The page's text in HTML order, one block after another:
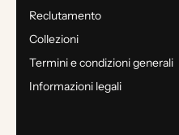
Reclutamento
Collezioni
Termini e condizioni generali
Informazioni legali